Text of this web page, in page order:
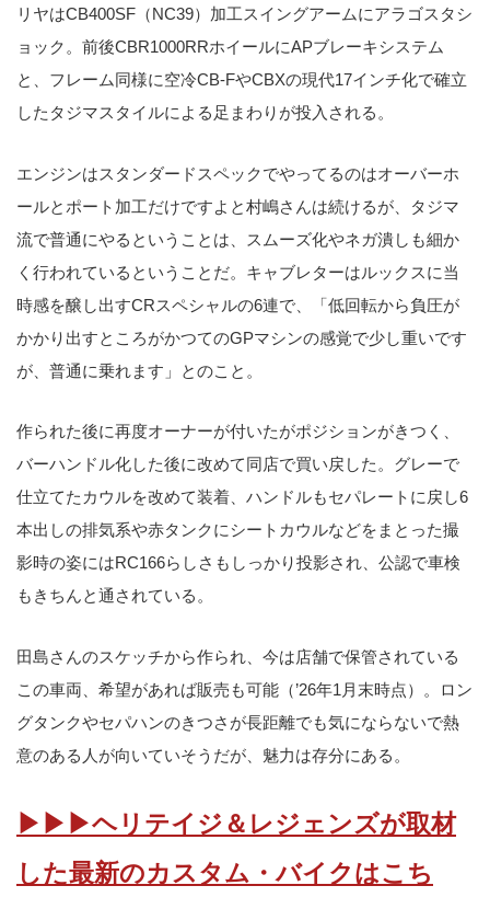
リヤはCB400SF（NC39）加工スイングアームにアラゴスタシ
ョック。前後CBR1000RRホイールにAPブレーキシステム
と、フレーム同様に空冷CB-FやCBXの現代17インチ化で確立
したタジマスタイルによる足まわりが投入される。
エンジンはスタンダードスペックでやってるのはオーバーホ
ールとポート加工だけですよと村嶋さんは続けるが、タジマ
流で普通にやるということは、スムーズ化やネガ潰しも細か
く行われているということだ。キャブレターはルックスに当
時感を醸し出すCRスペシャルの6連で、「低回転から負圧が
かかり出すところがかつてのGPマシンの感覚で少し重いです
が、普通に乗れます」とのこと。
作られた後に再度オーナーが付いたがポジションがきつく、
バーハンドル化した後に改めて同店で買い戻した。グレーで
仕立てたカウルを改めて装着、ハンドルもセパレートに戻し6
本出しの排気系や赤タンクにシートカウルなどをまとった撮
影時の姿にはRC166らしさもしっかり投影され、公認で車検
もきちんと通されている。
田島さんのスケッチから作られ、今は店舗で保管されている
この車両、希望があれば販売も可能（’26年1月末時点）。ロン
グタンクやセパハンのきつさが長距離でも気にならないで熱
意のある人が向いていそうだが、魅力は存分にある。
▶▶▶ヘリテイジ＆レジェンズが取材
した最新のカスタム・バイクはこち